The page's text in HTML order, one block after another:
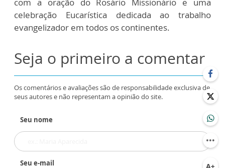
celebração Eucarística dedicada ao trabalho
evangelizador em todos os continentes.
Seja o primeiro a comentar
Os comentários e avaliações são de responsabilidade exclusiva de
seus autores e não representam a opinião do site.
Seu nome
Seu e-mail